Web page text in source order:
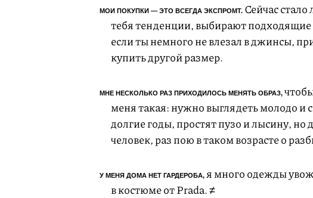
МОИ ПОКУПКИ — ЭТО ВСЕГДА ЭКСПРОМТ. Сейчас
тебя тенденции, выбирают
если ты немного не влезал в джинсы,
купить другой размер.
МНЕ НЕСКОЛЬКО РАЗ ПРИХОДИЛОСЬ МЕНЯТЬ ОБРАЗ,
меня такая: нужно выглядеть молодо
долгие годы, простят пузо и лысину,
человек, раз пою в таком возрасте о
У МЕНЯ ДОМА НЕТ ГАРДЕРОБА, я много одежды
в костюме от Prada. ≠